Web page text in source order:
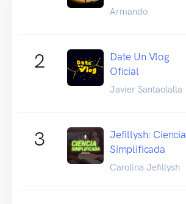
Armando
2
Date Un Vlog
Oficial
Javier Santaolalla
3
Jefillysh: Ciencia
Simplificada
Carolina Jefillysh